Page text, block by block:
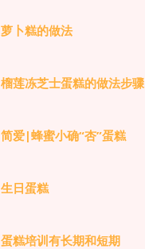
萝卜糕的做法
榴莲冻芝士蛋糕的做法步骤
简爱|蜂蜜小确“杏”蛋糕
生日蛋糕
蛋糕培训有长期和短期